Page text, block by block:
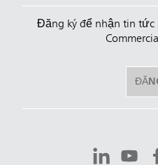
Đăng ký để nhận tin tức